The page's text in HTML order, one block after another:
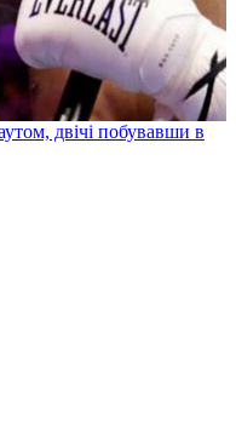
двічі побувавши в